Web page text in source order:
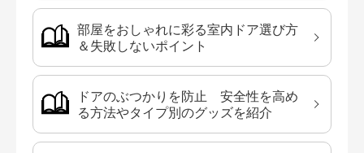
部屋をおしゃれに彩る室内ドア選び方
＆失敗しないポイント
ドアのぶつかりを防止 安全性を高め
る方法やタイプ別のグッズを紹介